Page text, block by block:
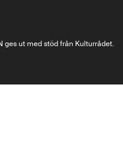
ges ut med stöd från Kulturrådet.